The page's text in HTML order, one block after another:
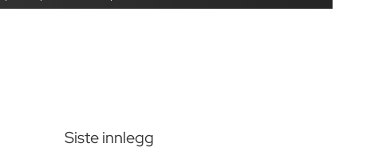
Siste innlegg